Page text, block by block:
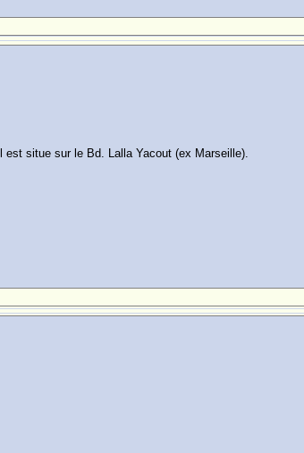
situe sur le Bd. Lalla Yacout (ex Marseille).